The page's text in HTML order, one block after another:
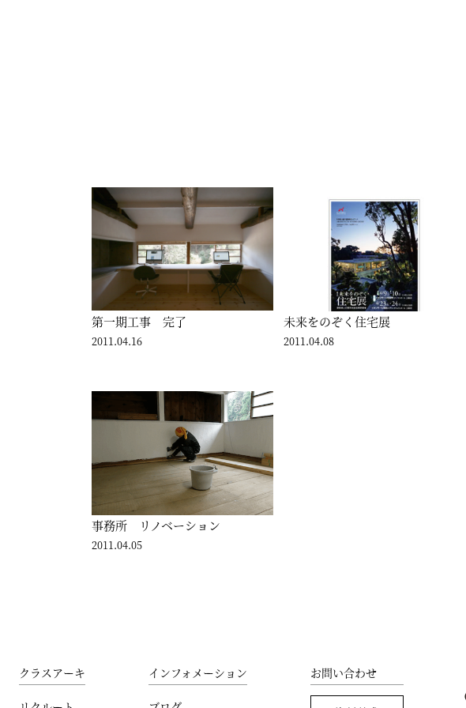
第一期工事 完了
2011.04.16
未来をのぞく住宅展
2011.04.08
事務所 リノベーション
2011.04.05
クラスアーキ インフォメーション お問い合わせ